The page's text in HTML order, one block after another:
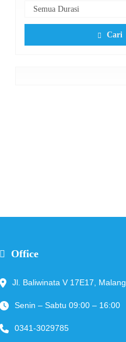
Cari
Office
Jl. Baliwinata V 17E17, Malang
Senin – Sabtu 09:00 – 16:00
0341-3029785